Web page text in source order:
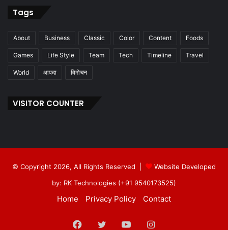
Tags
About Business Classic Color Content Foods
Games Life Style Team Tech Timeline Travel
World आपदा विमोचन
VISITOR COUNTER
© Copyright 2026, All Rights Reserved |
Website Developed
by: RK Technologies (+91 9540173525)
Home Privacy Policy Contact
Facebook
TwitterYouTubeInstagram